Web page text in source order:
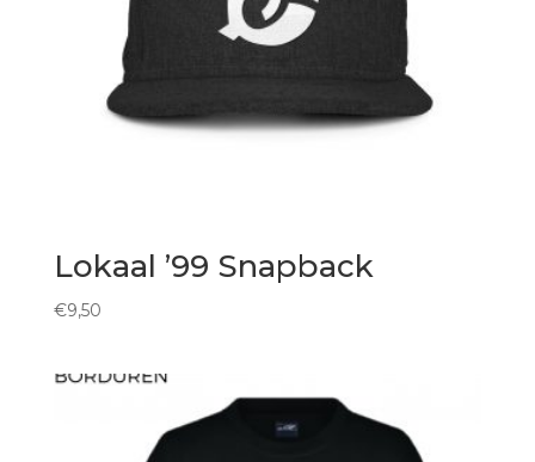
Lokaal ’99 Snapback
€9,50